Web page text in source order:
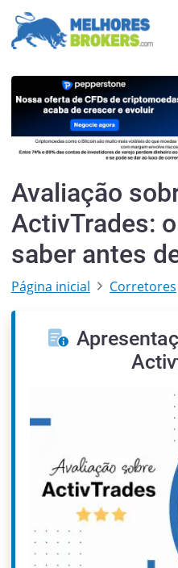
Avaliação
ActivTrades:
saber antes
Página inicial Corretores